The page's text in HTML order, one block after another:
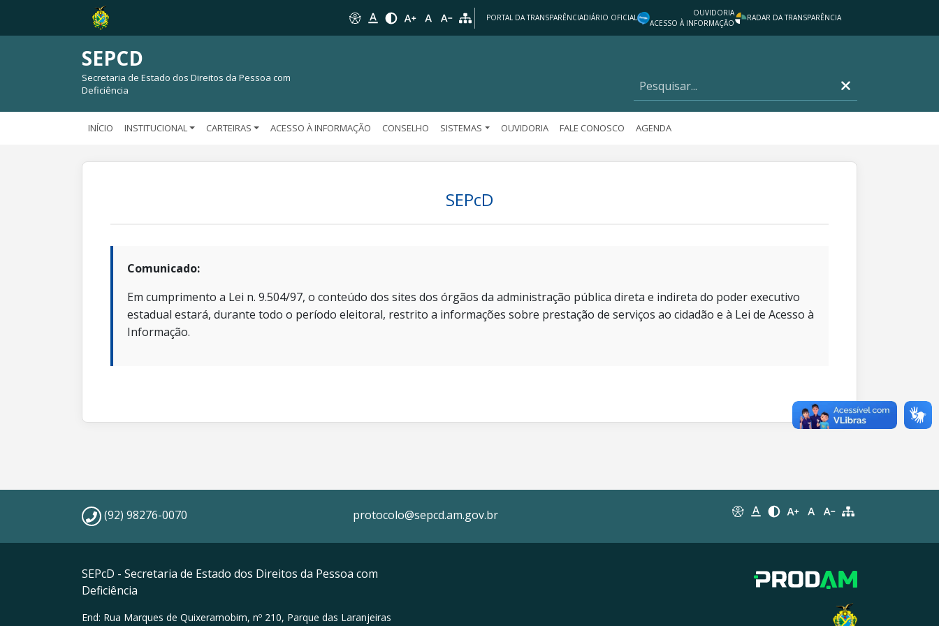
PORTAL DA TRANSPARÊNCIADIÁRIO OFICIAL
OUVIDORIA
ACESSO À INFORMAÇÃO
RADAR DA TRANSPARÊNCIA
SEPCD
Secretaria de Estado dos Direitos da Pessoa com
Deficiência
INÍCIO INSTITUCIONAL CARTEIRAS ACESSO À INFORMAÇÃO CONSELHO SISTEMAS OUVIDORIA FALE CONOSCO AGENDA
SEPcD
Comunicado:
Em cumprimento a Lei n. 9.504/97, o conteúdo dos sites dos órgãos da administração pública direta e indireta do poder executivo
estadual estará, durante todo o período eleitoral, restrito a informações sobre prestação de serviços ao cidadão e à Lei de Acesso à
Informação.
(92) 98276-0070 protocolo@sepcd.am.gov.br
SEPcD - Secretaria de Estado dos Direitos da Pessoa com
Deficiência
End: Rua Marques de Quixeramobim, nº 210, Parque das Laranjeiras